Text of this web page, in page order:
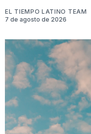
EL TIEMPO LATINO TEAM
7 de agosto de 2026